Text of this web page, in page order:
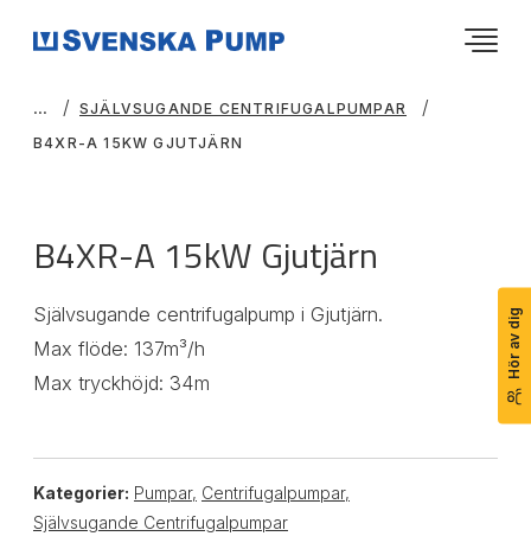
Hör av dig
SJÄLVSUGANDE CENTRIFUGALPUMPAR
B4XR-A 15KW GJUTJÄRN
B4XR-A 15kW Gjutjärn
Självsugande centrifugalpump i Gjutjärn.
Max flöde: 137m³/h
Max tryckhöjd: 34m
Kategorier: Pumpar, Centrifugalpumpar,
Självsugande Centrifugalpumpar